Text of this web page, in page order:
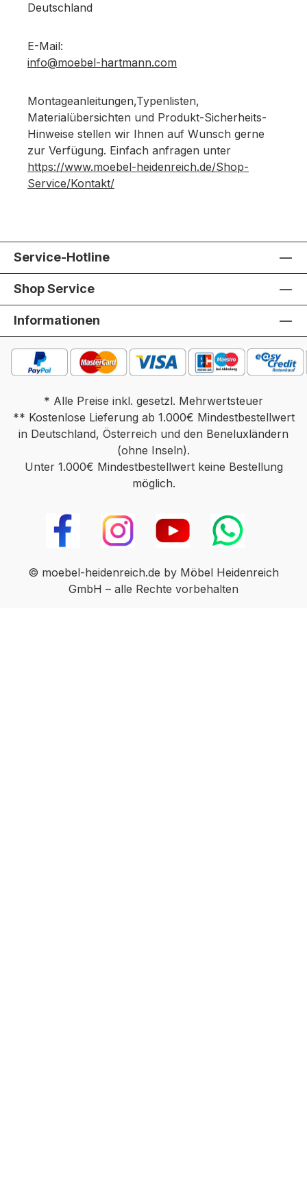
Deutschland
E-Mail:
info@moebel-hartmann.com
Montageanleitungen,Typenlisten,
Materialübersichten und Produkt-Sicherheits-
Hinweise stellen wir Ihnen auf Wunsch gerne
zur Verfügung. Einfach anfragen unter
https://www.moebel-heidenreich.de/Shop-
Service/Kontakt/
Service-Hotline
Shop Service
Informationen
* Alle Preise inkl. gesetzl. Mehrwertsteuer
** Kostenlose Lieferung ab 1.000€ Mindestbestellwert
in Deutschland, Österreich und den Beneluxländern
(ohne Inseln).
Unter 1.000€ Mindestbestellwert keine Bestellung
möglich.
© moebel-heidenreich.de by Möbel Heidenreich
GmbH – alle Rechte vorbehalten